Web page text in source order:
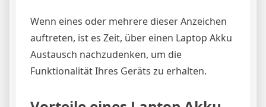
Wenn eines oder mehrere dieser Anzeichen
auftreten, ist es Zeit, über einen Laptop Akku
Austausch nachzudenken, um die
Funktionalität Ihres Geräts zu erhalten.